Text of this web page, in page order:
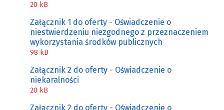
20 kB
Załącznik 1 do oferty - Oświadczenie o
niestwierdzeniu niezgodnego z przeznaczeniem
wykorzystania środków publicznych
98 kB
Załącznik 2 do oferty - Oświadczenie o
niekaralności
20 kB
Załącznik 2 do oferty - Oświadczenie o